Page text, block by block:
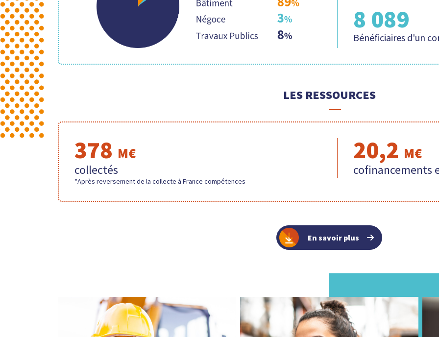
8 089
Bénéficiaires d'un
LES RESSOURCES
378 M€
collectés
*Après reversement de la collecte à France compétences
20,2 M€
cofinancements
En savoir plus